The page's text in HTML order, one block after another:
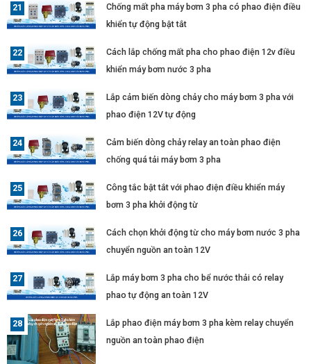
Chống mất pha máy bơm 3 pha có phao điện điều
khiển tự động bật tắt
Cách lắp chống mất pha cho phao điện 12v điều
khiển máy bơm nước 3 pha
Lắp cảm biến dòng chảy cho máy bơm 3 pha với
phao điện 12V tự động
Cảm biến dòng chảy relay an toàn phao điện
chống quá tải máy bơm 3 pha
Công tắc bật tắt với phao điện điều khiển máy
bơm 3 pha khởi động từ
Cách chọn khởi động từ cho máy bơm nước 3 pha
chuyển nguồn an toàn 12V
Lắp máy bơm 3 pha cho bể nước thải có relay
phao tự động an toàn 12V
Lắp phao điện máy bơm 3 pha kèm relay chuyển
nguồn an toàn phao điện